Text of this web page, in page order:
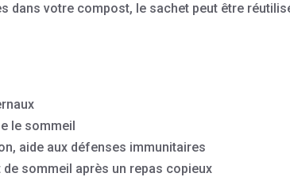
dans votre compost, le sachet peut être
le sommeil
aide aux défenses immunitaires
sommeil après un repas copieux